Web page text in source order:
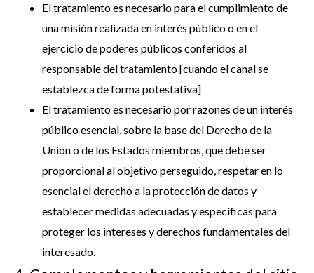
El tratamiento es necesario para el cumplimiento de
una misión realizada en interés público o en el
ejercicio de poderes públicos conferidos al
responsable del tratamiento [cuando el canal se
establezca de forma potestativa]
El tratamiento es necesario por razones de un interés
público esencial, sobre la base del Derecho de la
Unión o de los Estados miembros, que debe ser
proporcional al objetivo perseguido, respetar en lo
esencial el derecho a la protección de datos y
establecer medidas adecuadas y específicas para
proteger los intereses y derechos fundamentales del
interesado.